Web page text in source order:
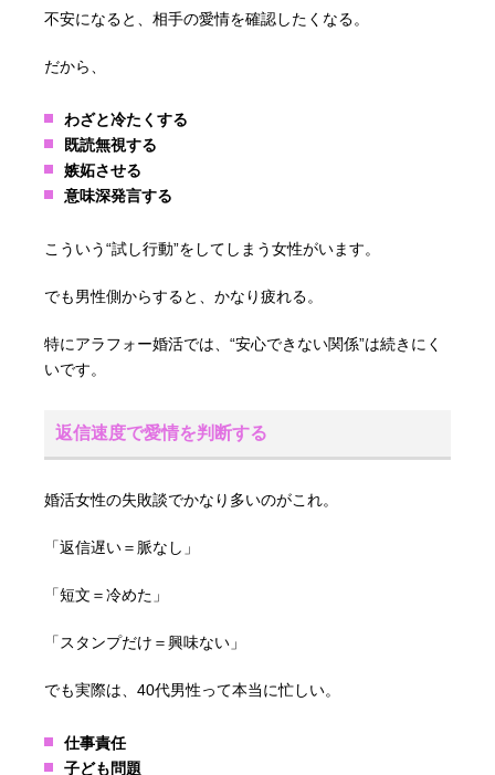
不安になると、相手の愛情を確認したくなる。
だから、
わざと冷たくする
既読無視する
嫉妬させる
意味深発言する
こういう“試し行動”をしてしまう女性がいます。
でも男性側からすると、かなり疲れる。
特にアラフォー婚活では、“安心できない関係”は続きにく
いです。
返信速度で愛情を判断する
婚活女性の失敗談でかなり多いのがこれ。
「返信遅い＝脈なし」
「短文＝冷めた」
「スタンプだけ＝興味ない」
でも実際は、40代男性って本当に忙しい。
仕事責任
子ども問題